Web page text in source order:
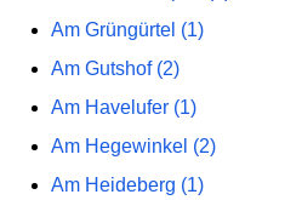
Am Grüngürtel (1)
Am Gutshof (2)
Am Havelufer (1)
Am Hegewinkel (2)
Am Heideberg (1)